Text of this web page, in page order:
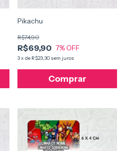
Pikachu
R$69,90
R$74,90
7% OFF
3x de R$23,30 sem juros
Comprar